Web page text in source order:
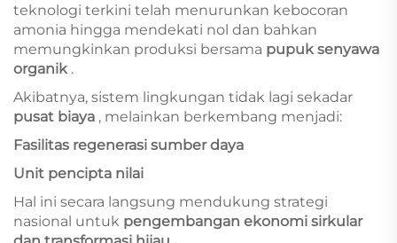
teknologi terkini telah menurunkan kebocoran
amonia hingga mendekati nol dan bahkan
memungkinkan produksi bersama pupuk senyawa
organik .
Akibatnya, sistem lingkungan tidak lagi sekadar
pusat biaya , melainkan berkembang menjadi:
Fasilitas regenerasi sumber daya
Unit pencipta nilai
Hal ini secara langsung mendukung strategi
nasional untuk pengembangan ekonomi sirkular